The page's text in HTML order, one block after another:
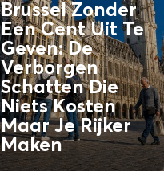
Brussel Zonder
Een Cent Uit Te
Geven: De
Verborgen
SchattenDie
Niets Kosten
Maar Je Rijker
Maken